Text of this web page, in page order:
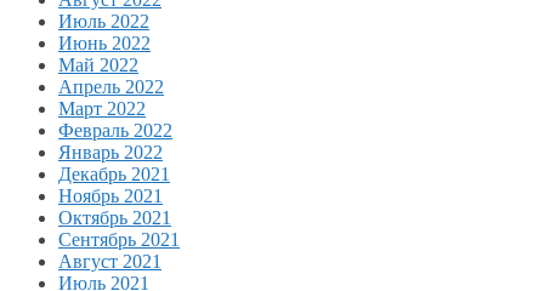
Июль 2022
Июнь 2022
Май 2022
Апрель 2022
Март 2022
Февраль 2022
Январь 2022
Декабрь 2021
Ноябрь 2021
Октябрь 2021
Сентябрь 2021
Август 2021
Июль 2021